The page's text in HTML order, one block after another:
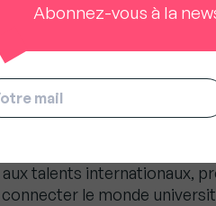
l’accès à des
pour profiter des
la participation aux
de réflexions, aux
les BedTalks sont des
leurs idées positives,
!). Etre membre du TSH
aux talents internationaux,
le monde
Abonnez-vous à la